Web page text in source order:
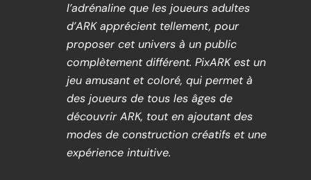
l’adrénaline que les joueurs adultes
d’ARK apprécient tellement, pour
proposer cet univers à un public
complètement différent. PixARK est un
jeu amusant et coloré, qui permet à
des joueurs de tous les âges de
découvrir ARK, tout en ajoutant des
modes de construction créatifs et une
expérience intuitive.